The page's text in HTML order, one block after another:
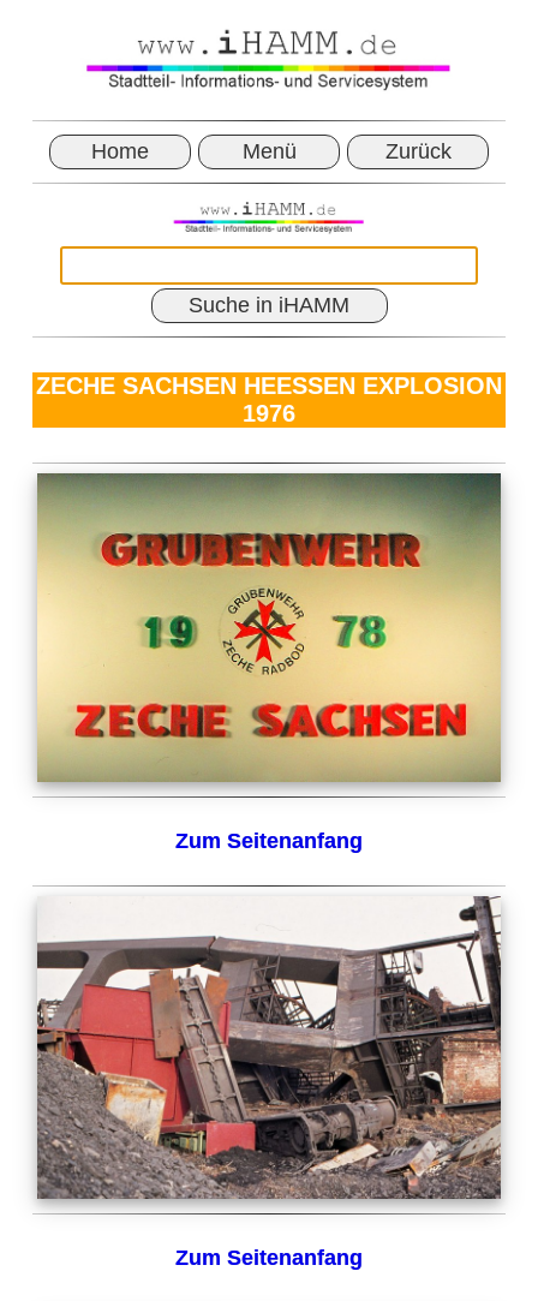
Home Menü Zurück
Suche in iHAMM
ZECHE SACHSEN HEESSEN EXPLOSION
1976
Zum Seitenanfang
Zum Seitenanfang